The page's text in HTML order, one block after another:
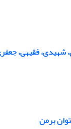
شهیدی، فقیهی،
برمن